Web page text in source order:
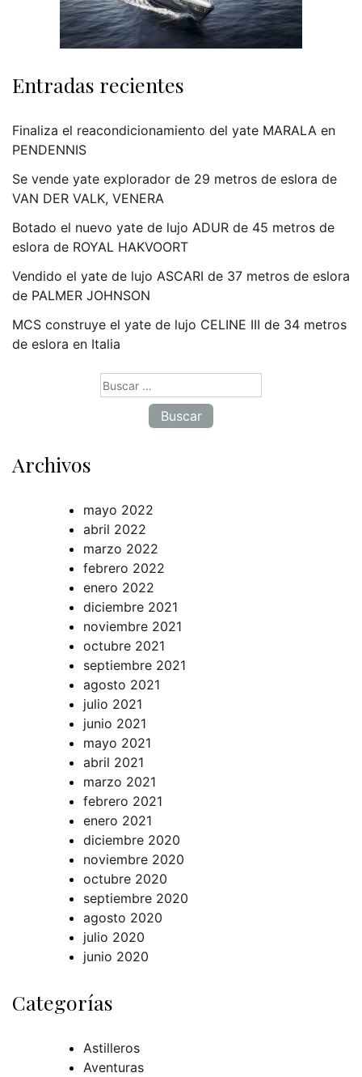
Entradas recientes
Finaliza el reacondicionamiento del yate MARALA en
PENDENNIS
Se vende yate explorador de 29 metros de eslora de
VAN DER VALK, VENERA
Botado el nuevo yate de lujo ADUR de 45 metros de
eslora de ROYAL HAKVOORT
Vendido el yate de lujo ASCARI de 37 metros de eslora
de PALMER JOHNSON
MCS construye el yate de lujo CELINE III de 34 metros
de eslora en Italia
Archivos
mayo 2022
abril 2022
marzo 2022
febrero 2022
enero 2022
diciembre 2021
noviembre 2021
octubre 2021
septiembre 2021
agosto 2021
julio 2021
junio 2021
mayo 2021
abril 2021
marzo 2021
febrero 2021
enero 2021
diciembre 2020
noviembre 2020
octubre 2020
septiembre 2020
agosto 2020
julio 2020
junio 2020
Categorías
Astilleros
Aventuras